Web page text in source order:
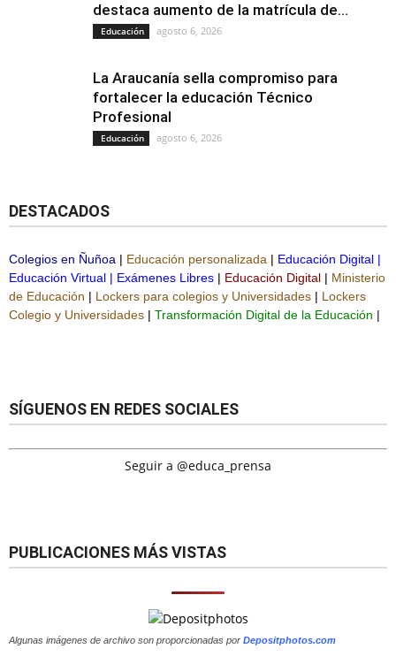
destaca aumento de la matrícula de...
Educación agosto 6, 2026
La Araucanía sella compromiso para
fortalecer la educación Técnico
Profesional
Educación agosto 6, 2026
DESTACADOS
Colegios en Ñuñoa | Educación personalizada | Educación Digital |
Educación Virtual | Exámenes Libres | Educación Digital | Ministerio
de Educación | Lockers para colegios y Universidades | Lockers
Colegio y Universidades | Transformación Digital de la Educación |
SÍGUENOS EN REDES SOCIALES
Seguir a @educa_prensa
PUBLICACIONES MÁS VISTAS
Algunas imágenes de archivo son proporcionadas por Depositphotos.com